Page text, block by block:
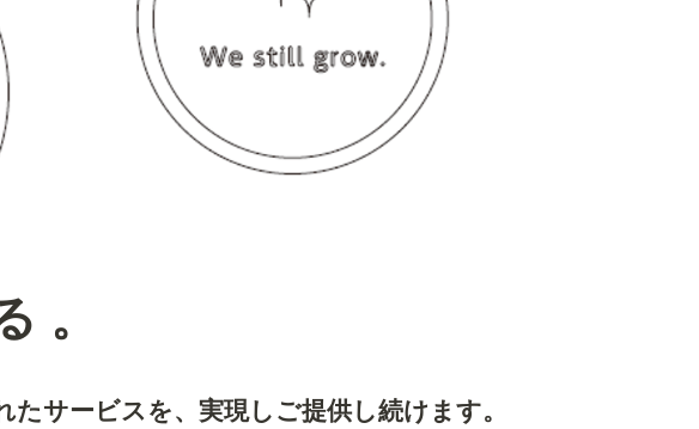
。
サービスを、実現しご提供し続けます。